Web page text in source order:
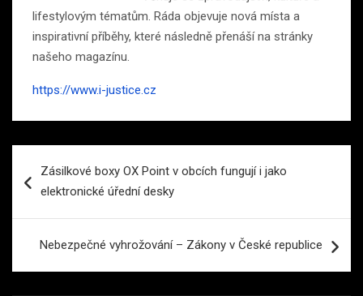
lifestylovým tématům. Ráda objevuje nová místa a
inspirativní příběhy, které následně přenáší na stránky
našeho magazínu.
https://www.i-justice.cz
proZásilkové boxy OX Point v obcích fungují i jako
elektronické úřední desky
Nebezpečné vyhrožování – Zákony v České republice